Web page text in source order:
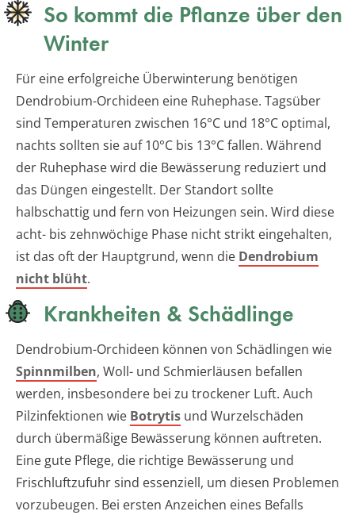
So kommt die Pflanze über den
Winter
Für eine erfolgreiche Überwinterung benötigen
Dendrobium-Orchideen eine Ruhephase. Tagsüber
sind Temperaturen zwischen 16°C und 18°C optimal,
nachts sollten sie auf 10°C bis 13°C fallen. Während
der Ruhephase wird die Bewässerung reduziert und
das Düngen eingestellt. Der Standort sollte
halbschattig und fern von Heizungen sein. Wird diese
acht- bis zehnwöchige Phase nicht strikt eingehalten,
ist das oft der Hauptgrund, wenn die Dendrobium
nicht blüht.
Krankheiten & Schädlinge
Dendrobium-Orchideen können von Schädlingen wie
Spinnmilben, Woll- und Schmierläusen befallen
werden, insbesondere bei zu trockener Luft. Auch
Pilzinfektionen wie Botrytis und Wurzelschäden
durch übermäßige Bewässerung können auftreten.
Eine gute Pflege, die richtige Bewässerung und
Frischluftzufuhr sind essenziell, um diesen Problemen
vorzubeugen. Bei ersten Anzeichen eines Befalls